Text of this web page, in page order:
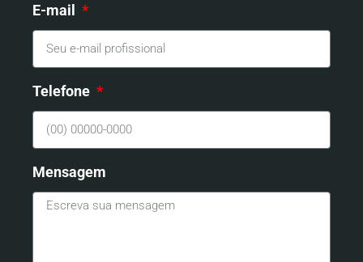
E-mail
Telefone
Mensagem